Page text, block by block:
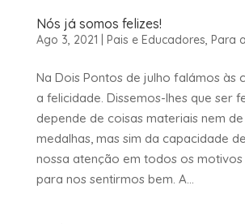
Nós já somos felizes!
Ago 3, 2021 Pais e Educadores, Para
Na Dois Pontos de julho falámos às
a felicidade. Dissemos-lhes que ser
depende de coisas materiais nem
medalhas, mas sim da capacidade
nossa atenção em todos os
para nos sentirmos bem. A...